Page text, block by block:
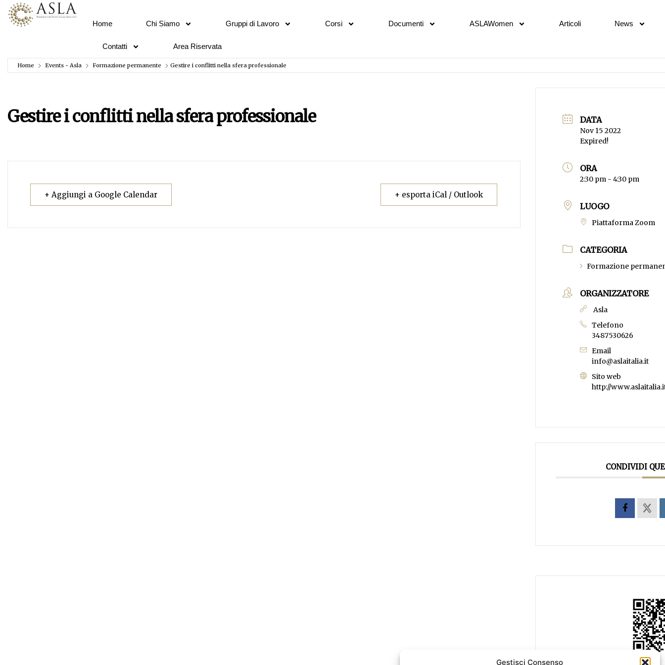
Gestisci Consenso
Home Chi Siamo Gruppi di Lavoro Corsi Documenti ASLAWomen Articoli News
Contatti Area Riservata
Home Events - Asla Formazione permanente Gestire i conflitti nella sfera professionale
Gestire i conflitti nella sfera professionale
+ Aggiungi a Google Calendar + esporta iCal / Outlook
DATA
Nov 15 2022
Expired!
ORA
2:30 pm - 4:30 pm
LUOGO
Piattaforma Zoom
CATEGORIA
Formazione
ORGANIZZATORE
Asla
Telefono
3487530626
Email
info@aslaitalia.it
Sito web
http://
CONDIVIDI